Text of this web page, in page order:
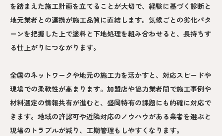
を踏まえた施工計画を立てることが大切で、経験に基づく診断と
地元業者との連携が施工品質に直結します。気候ごとの劣化パタ
ーンを把握した上で塗料と下地処理を組み合わせると、長持ちす
る仕上がりにつながります。
全国のネットワークや地元の施工力を活かすと、対応スピードや
現場での柔軟性が高まります。加盟店や協力業者間で施工事例や
材料選定の情報共有が進むと、盛岡特有の課題にも的確に対応で
きます。地域の許認可や近隣対応のノウハウがある業者を選ぶと
現場のトラブルが減り、工期管理もしやすくなります。